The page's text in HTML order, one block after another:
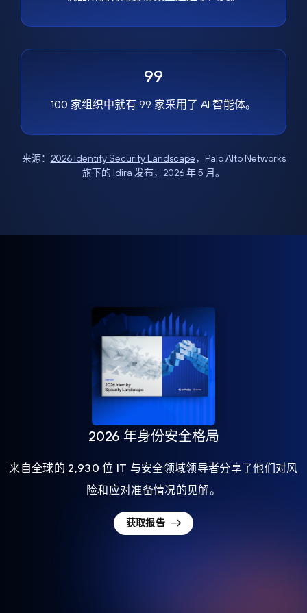
99
100 家组织中就有 99 家采用了 AI 智能体。
来源： 2026 Identity Security Landscape，Palo Alto Networks
旗下的 Idira 发布，2026 年 5 月。
2026 年身份安全格局
来自全球的 2,930 位 IT 与安全领域领导者分享了他们对风
险和应对准备情况的见解。
获取报告